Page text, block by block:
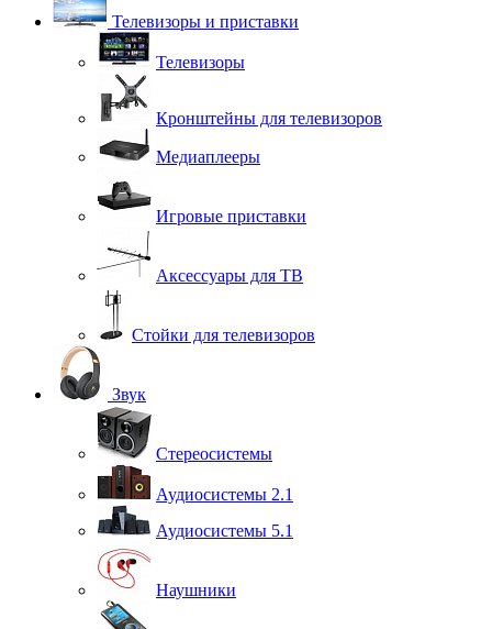
Телевизоры и приставки
Телевизоры
Кронштейны для телевизоров
Медиаплееры
Игровые приставки
Аксессуары для ТВ
Стойки для телевизоров
Звук
Стереосистемы
Аудиосистемы 2.1
Аудиосистемы 5.1
Наушники